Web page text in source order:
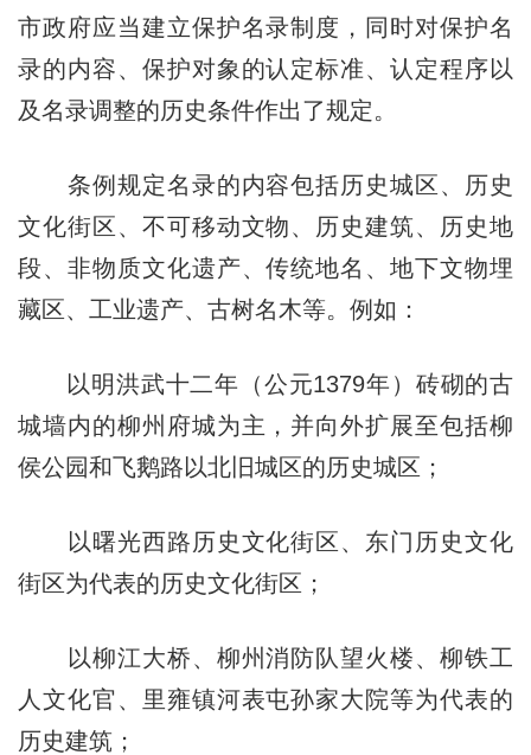
市政府应当建立保护名录制度，同时对保护名
录的内容、保护对象的认定标准、认定程序以
及名录调整的历史条件作出了规定。
条例规定名录的内容包括历史城区、历史
文化街区、不可移动文物、历史建筑、历史地
段、非物质文化遗产、传统地名、地下文物埋
藏区、工业遗产、古树名木等。例如：
以明洪武十二年（公元1379年）砖砌的古
城墙内的柳州府城为主，并向外扩展至包括柳
侯公园和飞鹅路以北旧城区的历史城区；
以曙光西路历史文化街区、东门历史文化
街区为代表的历史文化街区；
以柳江大桥、柳州消防队望火楼、柳铁工
人文化官、里雍镇河表屯孙家大院等为代表的
历史建筑；